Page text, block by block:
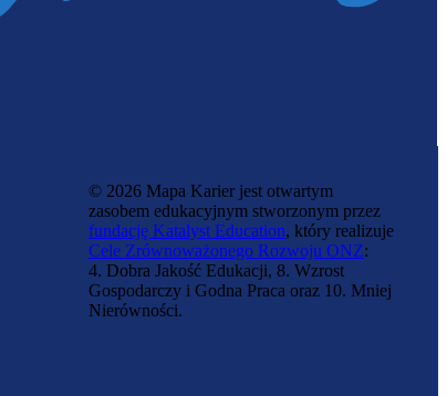
© 2026 Mapa Karier jest otwartym
zasobem edukacyjnym stworzonym przez
fundację Katalyst Education, który realizuje
Cele Zrównoważonego Rozwoju ONZ:
4. Dobra Jakość Edukacji, 8. Wzrost
Gospodarczy i Godna Praca oraz 10. Mniej
Nierówności.